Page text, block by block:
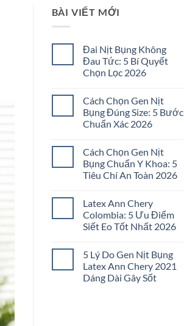
BÀI VIẾT MỚI
Đai Nịt Bụng Không
Đau Tức: 5 Bí Quyết
Chọn Lọc 2026
bình
luận
ở
Đai
Không
Đau
Tức:
5
Bí
Lọc
2026
Cách Chọn Gen Nịt
Bụng Đúng Size: 5 Bước
Chuẩn Xác 2026
bình
luận
ở
Cách
Nịt
Bụng
Đúng
Size:
5
Xác
2026
Cách Chọn Gen Nịt
Bụng Chuẩn Y Khoa: 5
Tiêu Chí An Toàn 2026
bình
luận
ở
Cách
Nịt
Bụng
Chuẩn
Y
Khoa:
Latex Ann Chery
Colombia: 5 Ưu Điểm
Siết Eo Tốt Nhất 2026
bình
luận
ở
Latex
5 Lý Do Gen Nịt Bụng
Latex Ann Chery 2021
Dáng Dài Gây Sốt